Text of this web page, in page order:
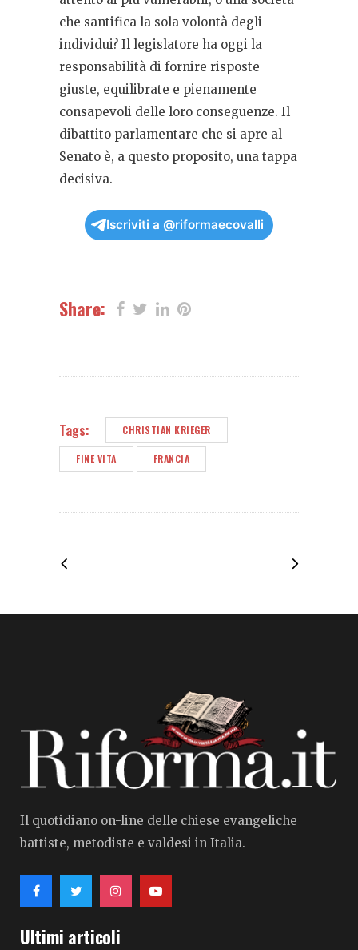
che santifica la sola volontà degli
individui? Il legislatore ha oggi la
responsabilità di fornire risposte
giuste, equilibrate e pienamente
consapevoli delle loro conseguenze. Il
dibattito parlamentare che si apre al
Senato è, a questo proposito, una tappa
decisiva.
Iscriviti a @riformaecovalli
Share:
Tags: CHRISTIAN KRIEGER
FINE VITA FRANCIA
Il quotidiano on-line delle chiese evangeliche
battiste, metodiste e valdesi in Italia.
Ultimi articoli